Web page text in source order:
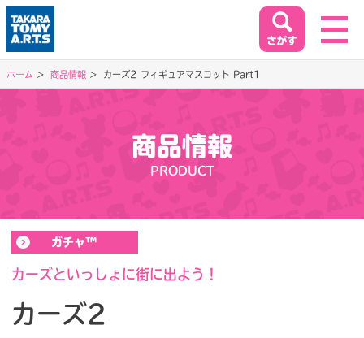
イベント&キャンペーン
EVENT&CAMPAIGN
お客様相談室
閉じる
ホーム 商品情報 カーズ2 フィギュアマスコット Part1
商品情報
PRODUCT
ガチャ™
カーズといっしょに街に出よう！
カーズ2